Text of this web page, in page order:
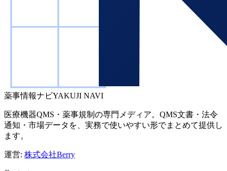
薬事情報ナビYAKUJI NAVI
医療機器QMS・薬事規制の専門メディア。QMS文書・法令
通知・市場データを、実務で使いやすい形でまとめて提供し
ます。
運営: 株式会社Berry